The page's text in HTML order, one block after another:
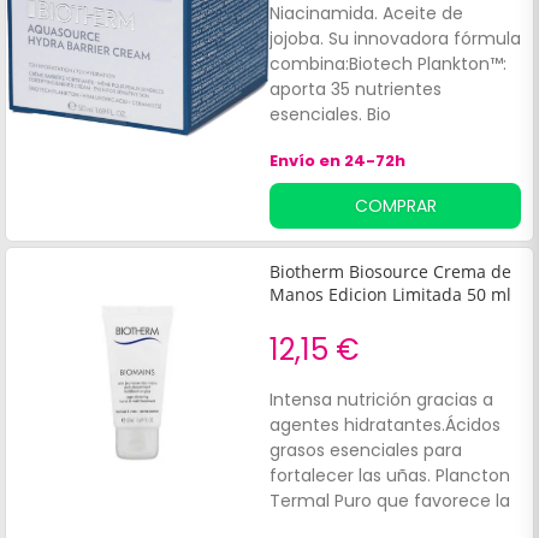
Niacinamida. Aceite de
jojoba. Su innovadora fórmula
combina:Biotech Plankton™:
aporta 35 nutrientes
esenciales. Bio
favorece la regeneración de
la piel y promueve una
hidratación intensa.
Envío en 24-72h
COMPRAR
Biotherm Biosource Crema de
Manos Edicion Limitada 50 ml
12,15 €
Intensa nutrición gracias a
agentes hidratantes.Ácidos
grasos esenciales para
fortalecer las uñas. Plancton
Termal Puro que favorece la